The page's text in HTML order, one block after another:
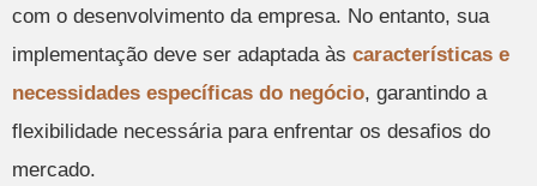
com o desenvolvimento da empresa. No entanto, sua
implementação deve ser adaptada às características e
necessidades específicas do negócio, garantindo a
flexibilidade necessária para enfrentar os desafios do
mercado.